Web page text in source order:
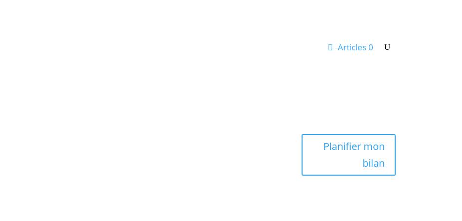
Articles 0
Planifier mon
bilan